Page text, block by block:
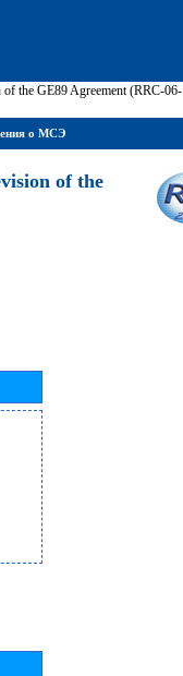
the GE89 Agreement (RRC-06-
of the
о МСЭ